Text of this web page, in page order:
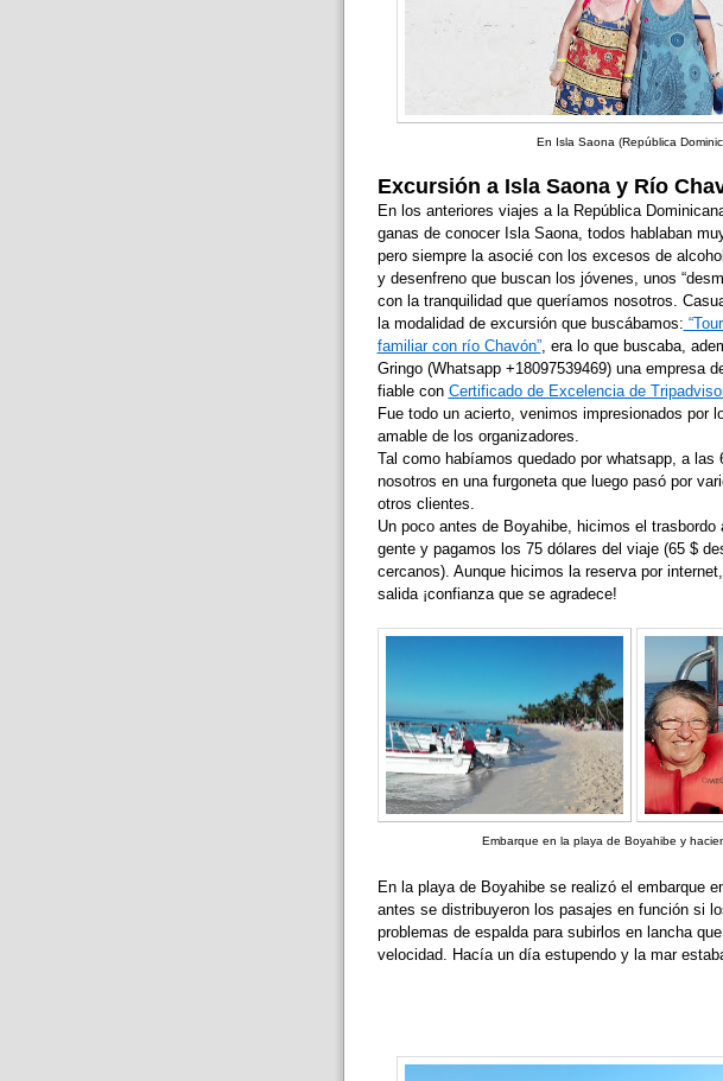
En Isla Saona (República
Excursión a Isla Saona y Río
En los anteriores viajes a la República
ganas de conocer Isla Saona, todos hablaban
pero siempre la asocié con los excesos de
y desenfreno que buscan los jóvenes, unos
con la tranquilidad que queríamos nosotros.
la modalidad de excursión que buscábamos:
familiar con río Chavón”, era lo que buscaba,
Gringo (Whatsapp +18097539469) una empresa
fiable con Certificado de Excelencia de
Fue todo un acierto, venimos impresionados por
amable de los organizadores.
Tal como habíamos quedado por whatsapp, a las
nosotros en una furgoneta que luego pasó por
otros clientes.
Un poco antes de Boyahibe, hicimos el trasbordo
gente y pagamos los 75 dólares del viaje (65 $
cercanos). Aunque hicimos la reserva por
salida ¡confianza que se agradece!
Embarque en la playa de Boyahibe y
En la playa de Boyahibe se realizó el embarque
antes se distribuyeron los pasajes en función si
problemas de espalda para subirlos en lancha
velocidad. Hacía un día estupendo y la mar